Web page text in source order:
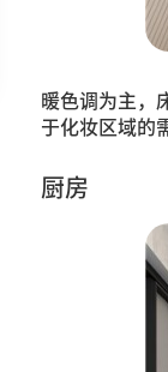
暖色调为主，
于化妆区域的
厨房